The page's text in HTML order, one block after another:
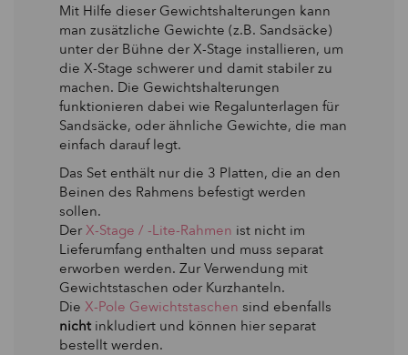
Mit Hilfe dieser Gewichtshalterungen kann
man zusätzliche Gewichte (z.B. Sandsäcke)
unter der Bühne der X-Stage installieren, um
die X-Stage schwerer und damit stabiler zu
machen. Die Gewichtshalterungen
funktionieren dabei wie Regalunterlagen für
Sandsäcke, oder ähnliche Gewichte, die man
einfach darauf legt.
Das Set enthält nur die 3 Platten, die an den
Beinen des Rahmens befestigt werden
sollen.
DerX-Stage / -Lite-Rahmen ist nicht im
Lieferumfang enthalten und muss separat
erworben werden. Zur Verwendung mit
Gewichtstaschen oder Kurzhanteln.
Die X-Pole Gewichtstaschen sind ebenfalls
nicht inkludiert und können hier separat
bestellt werden.